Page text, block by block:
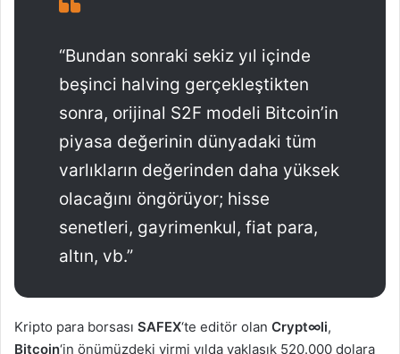
“Bundan sonraki sekiz yıl içinde
beşinci halving gerçekleştikten
sonra, orijinal S2F modeli Bitcoin’in
piyasa değerinin dünyadaki tüm
varlıkların değerinden daha yüksek
olacağını öngörüyor; hisse
senetleri, gayrimenkul, fiat para,
altın, vb.”
Kripto para borsası SAFEX‘te editör olan Crypt∞li,
Bitcoin‘in önümüzdeki yirmi yılda yaklaşık 520.000 dolara